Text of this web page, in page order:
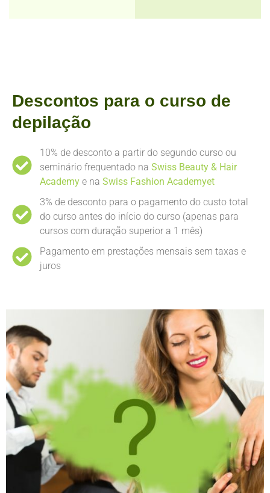
Descontos para o curso de
depilação
10% de desconto a partir do segundo curso ou
seminário frequentado naSwiss Beauty & Hair
Academy e naSwiss Fashion Academyet
3% de desconto para o pagamento do custo total
do curso antes do início do curso (apenas para
cursos com duração superior a 1 mês)
Pagamento em prestações mensais sem taxas e
juros